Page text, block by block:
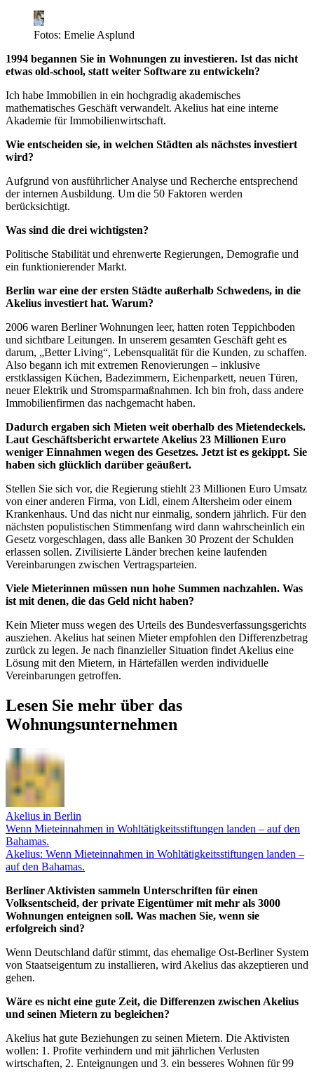
Fotos: Emelie Asplund
1994 begannen Sie in Wohnungen zu investieren. Ist das nicht
etwas old-school, statt weiter Software zu entwickeln?
Ich habe Immobilien in ein hochgradig akademisches
mathematisches Geschäft verwandelt. Akelius hat eine interne
Akademie für Immobilienwirtschaft.
Wie entscheiden sie, in welchen Städten als nächstes investiert
wird?
Aufgrund von ausführlicher Analyse und Recherche entsprechend
der internen Ausbildung. Um die 50 Faktoren werden
berücksichtigt.
Was sind die drei wichtigsten?
Politische Stabilität und ehrenwerte Regierungen, Demografie und
ein funktionierender Markt.
Berlin war eine der ersten Städte außerhalb Schwedens, in die
Akelius investiert hat. Warum?
2006 waren Berliner Wohnungen leer, hatten roten Teppichboden
und sichtbare Leitungen. In unserem gesamten Geschäft geht es
darum, „Better Living“, Lebensqualität für die Kunden, zu schaffen.
Also begann ich mit extremen Renovierungen – inklusive
erstklassigen Küchen, Badezimmern, Eichenparkett, neuen Türen,
neuer Elektrik und Stromsparmaßnahmen. Ich bin froh, dass andere
Immobilienfirmen das nachgemacht haben.
Dadurch ergaben sich Mieten weit oberhalb des Mietendeckels.
Laut Geschäftsbericht erwartete Akelius 23 Millionen Euro
weniger Einnahmen wegen des Gesetzes. Jetzt ist es gekippt. Sie
haben sich glücklich darüber geäußert.
Stellen Sie sich vor, die Regierung stiehlt 23 Millionen Euro Umsatz
von einer anderen Firma, von Lidl, einem Altersheim oder einem
Krankenhaus. Und das nicht nur einmalig, sondern jährlich. Für den
nächsten populistischen Stimmenfang wird dann wahrscheinlich ein
Gesetz vorgeschlagen, dass alle Banken 30 Prozent der Schulden
erlassen sollen. Zivilisierte Länder brechen keine laufenden
Vereinbarungen zwischen Vertragsparteien.
Viele Mieterinnen müssen nun hohe Summen nachzahlen. Was
ist mit denen, die das Geld nicht haben?
Kein Mieter muss wegen des Urteils des Bundesverfassungsgerichts
ausziehen. Akelius hat seinen Mieter empfohlen den Differenzbetrag
zurück zu legen. Je nach finanzieller Situation findet Akelius eine
Lösung mit den Mietern, in Härtefällen werden individuelle
Vereinbarungen getroffen.
Lesen Sie mehr über das
Wohnungsunternehmen
Akelius in Berlin
Wenn Mieteinnahmen in Wohltätigkeitsstiftungen landen – auf den
Bahamas.
Akelius: Wenn Mieteinnahmen in Wohltätigkeitsstiftungen landen –
auf den Bahamas.
Berliner Aktivisten sammeln Unterschriften für einen
Volksentscheid, der private Eigentümer mit mehr als 3000
Wohnungen enteignen soll. Was machen Sie, wenn sie
erfolgreich sind?
Wenn Deutschland dafür stimmt, das ehemalige Ost-Berliner System
von Staatseigentum zu installieren, wird Akelius das akzeptieren und
gehen.
Wäre es nicht eine gute Zeit, die Differenzen zwischen Akelius
und seinen Mietern zu begleichen?
Akelius hat gute Beziehungen zu seinen Mietern. Die Aktivisten
wollen: 1. Profite verhindern und mit jährlichen Verlusten
wirtschaften, 2. Enteignungen und 3. ein besseres Wohnen für 99